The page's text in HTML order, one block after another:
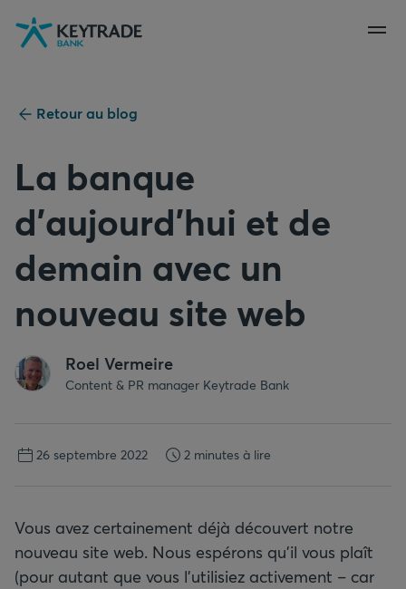
Aller
Aller
Aller
au
Retour au blog
La banque
d'aujourd'hui et de
demain avec un
nouveau site web
Roel Vermeire
Content & PR manager Keytrade Bank
26 septembre 2022 2 minutes à lire
Vous avez certainement déjà découvert notre
nouveau site web. Nous espérons qu’il vous plaît
(pour autant que vous l’utilisiez activement – car